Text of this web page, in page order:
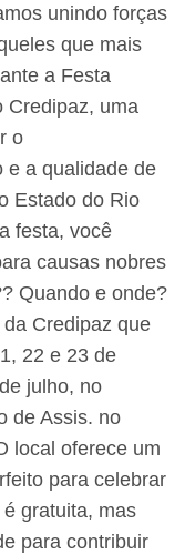
unindo forças
que mais
a Festa
Credipaz, uma
o
e a qualidade de
Estado do Rio
festa, você
causas nobres
Quando e onde?
Credipaz que
22 e 23 de
julho, no
de Assis. no
local oferece um
para celebrar
gratuita, mas
para contribuir